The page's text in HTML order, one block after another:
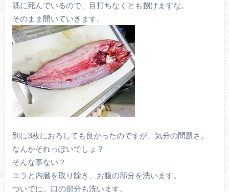
既に死んでいるので、目打ちなくとも捌けますな。
そのまま開いていきます。
別に3枚におろしても良かったのですが、気分の問題さ。
なんかそれっぽいでしょ？
そんな事ない？
エラと内臓を取り除き、お腹の部分を洗います。
ついでに、口の部分も洗います。